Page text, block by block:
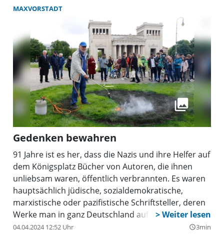
oder zum Tausch angeboten werden. Damit dieses
wertvolle Angebot funktionieren kann, ist die
ständige Pflege des Bücherbestandes notwendig.
Und so trafen sich aufgrund des Gesuchs knapp ein
Dutzend Garchinger in der Stadtbücherei, um sich
von Leiterin Claudia Bruch über die Aufgaben eines
„Bücherpaten” informieren zu lassen. Zehn
Personen kümmern sich nun regelmäßig um die
Bücher – jeweils an einem bestimmten Wochentag.
Ein Ausweis bestätigt ihren Einsatz als Bücherpate.
MAXVORSTADT
Gedenken bewahren
91 Jahre ist es her, dass die Nazis und ihre Helfer auf
dem Königsplatz Bücher von Autoren, die ihnen
unliebsam waren, öffentlich verbrannten. Es waren
hauptsächlich jüdische, sozialdemokratische,
marxistische oder pazifistische Schriftsteller, deren
Werke man in ganz Deutschland auf großen Plätzen
durch Feuer vernichtete, um gegen den
04.04.2024 12:52 Uhr query_builder3min